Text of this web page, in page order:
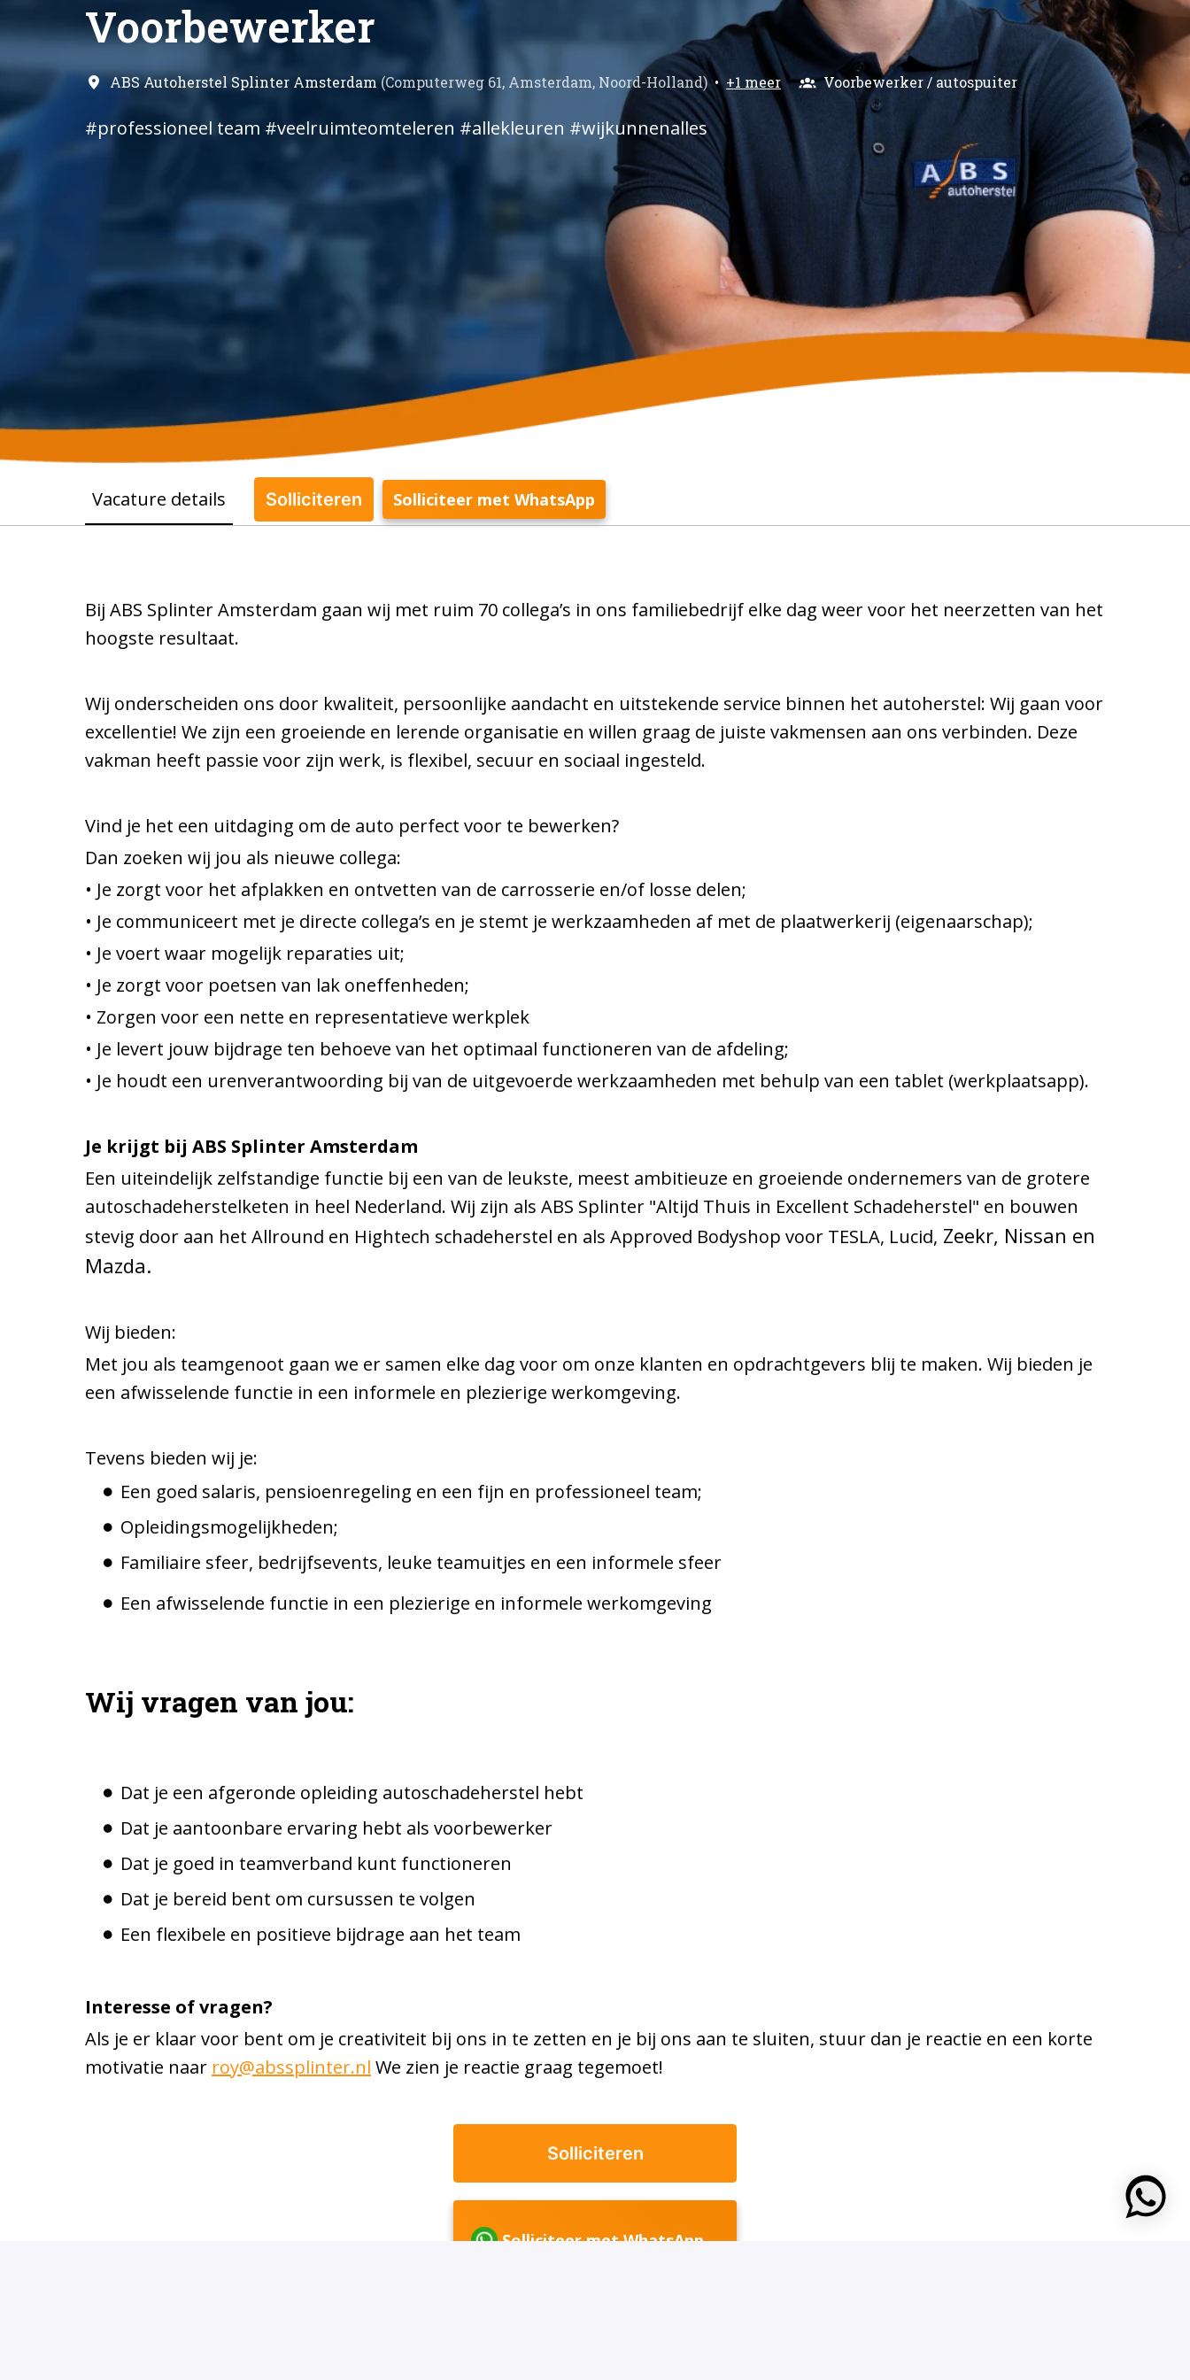
Voorbewerker
ABS Autoherstel Splinter Amsterdam(Computerweg 61, Amsterdam, Noord-Holland) • +1 meer Voorbewerker / autospuiter
#professioneel team #veelruimteomteleren #allekleuren #wijkunnenalles
Vacature details Solliciteren Solliciteer met WhatsApp
Bij ABS Splinter Amsterdam gaan wij met ruim 70 collega’s in ons familiebedrijf elke dag weer voor het neerzetten van het
hoogste resultaat.
Wij onderscheiden ons door kwaliteit, persoonlijke aandacht en uitstekende service binnen het autoherstel: Wij gaan voor
excellentie! We zijn een groeiende en lerende organisatie en willen graag de juiste vakmensen aan ons verbinden. Deze
vakman heeft passie voor zijn werk, is flexibel, secuur en sociaal ingesteld.
Vind je het een uitdaging om de auto perfect voor te bewerken?
Dan zoeken wij jou als nieuwe collega:
• Je zorgt voor het afplakken en ontvetten van de carrosserie en/of losse delen;
• Je communiceert met je directe collega’s en je stemt je werkzaamheden af met de plaatwerkerij (eigenaarschap);
• Je voert waar mogelijk reparaties uit;
• Je zorgt voor poetsen van lak oneffenheden;
• Zorgen voor een nette en representatieve werkplek
• Je levert jouw bijdrage ten behoeve van het optimaal functioneren van de afdeling;
• Je houdt een urenverantwoording bij van de uitgevoerde werkzaamheden met behulp van een tablet (werkplaatsapp).
Je krijgt bij ABS Splinter Amsterdam
Een uiteindelijk zelfstandige functie bij een van de leukste, meest ambitieuze en groeiende ondernemers van de grotere
autoschadeherstelketen in heel Nederland. Wij zijn als ABS Splinter "Altijd Thuis in Excellent Schadeherstel" en bouwen
stevig door aan het Allround en Hightech schadeherstel en als Approved Bodyshop voor TESLA, Lucid, Zeekr, Nissan en
Mazda.
Wij bieden:
Met jou als teamgenoot gaan we er samen elke dag voor om onze klanten en opdrachtgevers blij te maken. Wij bieden je
een afwisselende functie in een informele en plezierige werkomgeving.
Tevens bieden wij je:
Een goed salaris, pensioenregeling en een fijn en professioneel team;
Opleidingsmogelijkheden;
Familiaire sfeer, bedrijfsevents, leuke teamuitjes en een informele sfeer
Een afwisselende functie in een plezierige en informele werkomgeving
Wij vragen van jou:
Dat je een afgeronde opleiding autoschadeherstel hebt
Dat je aantoonbare ervaring hebt als voorbewerker
Dat je goed in teamverband kunt functioneren
Dat je bereid bent om cursussen te volgen
Een flexibele en positieve bijdrage aan het team
Interesse of vragen?
Als je er klaar voor bent om je creativiteit bij ons in te zetten en je bij ons aan te sluiten, stuur dan je reactie en een korte
motivatie naar roy@abssplinter.nl We zien je reactie graag tegemoet!
Solliciteren
Solliciteer met WhatsApp